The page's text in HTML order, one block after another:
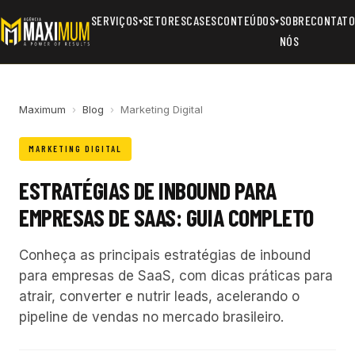
SERVIÇOS▾SETORESCASESCONTEÚDOS▾SOBRE
NÓS
CONTATO
Maximum › Blog › Marketing Digital
MARKETING DIGITAL
ESTRATÉGIAS DE INBOUND PARA
EMPRESAS DE SAAS: GUIA COMPLETO
Conheça as principais estratégias de inbound
para empresas de SaaS, com dicas práticas para
atrair, converter e nutrir leads, acelerando o
pipeline de vendas no mercado brasileiro.